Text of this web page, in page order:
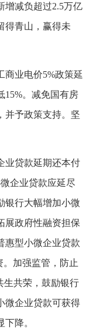
增减负超过2.5万亿
得青山，赢得未
商业电价5%政策延
15%。减免国有房
并予政策支持。坚
业贷款延期还本付
企业贷款应延尽
银行大幅增加小微
展政府性融资担保
惠型小微企业贷款
加强监管，防止
生共荣，鼓励银行
微企业贷款可获得
降。